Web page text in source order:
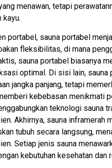
menawan, tetapi
kayu.
portabel, sauna portabel
fleksibilitas, di mana
sauna portabel biasanya
optimal. Di sisi lain, sauna
jangka panjang, tetapi
kebebasan menikmati
teknologi sauna
Akhirnya, sauna inframerah
tubuh secara langsung,
Setiap jenis sauna
kebutuhan kesehatan dan